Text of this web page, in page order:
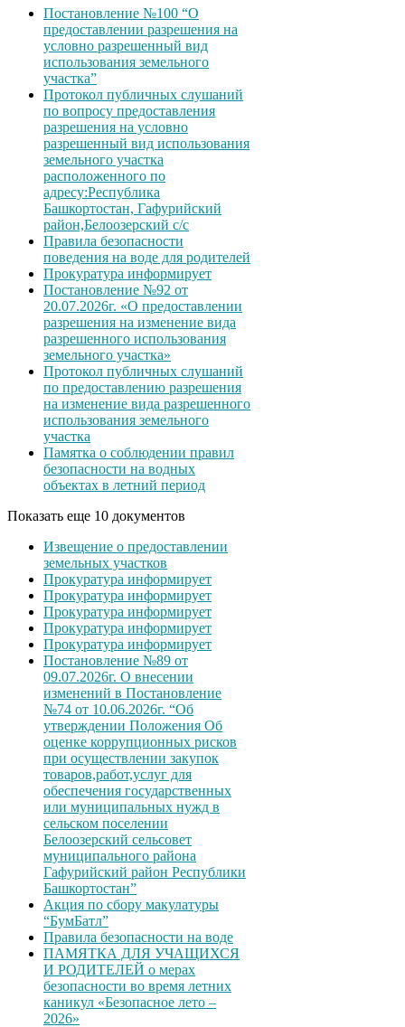
Постановление №100 “О
предоставлении разрешения на
условно разрешенный вид
использования земельного
участка”
Протокол публичных слушаний
по вопросу предоставления
разрешения на условно
разрешенный вид использования
земельного участка
расположенного по
адресу:Республика
Башкортостан, Гафурийский
район,Белоозерский с/с
Правила безопасности
поведения на воде для родителей
Прокуратура информирует
Постановление №92 от
20.07.2026г. «О предоставлении
разрешения на изменение вида
разрешенного использования
земельного участка»
Протокол публичных слушаний
по предоставлению разрешения
на изменение вида разрешенного
использования земельного
участка
Памятка о соблюдении правил
безопасности на водных
объектах в летний период
Показать еще 10 документов
Извещение о предоставлении
земельных участков
Прокуратура информирует
Прокуратура информирует
Прокуратура информирует
Прокуратура информирует
Прокуратура информирует
Постановление №89 от
09.07.2026г. О внесении
изменений в Постановление
№74 от 10.06.2026г. “Об
утверждении Положения Об
оценке коррупционных рисков
при осуществлении закупок
товаров,работ,услуг для
обеспечения государственных
или муниципальных нужд в
сельском поселении
Белоозерский сельсовет
муниципального района
Гафурийский район Республики
Башкортостан”
Акция по сбору макулатуры
“БумБатл”
Правила безопасности на воде
ПАМЯТКА ДЛЯ УЧАЩИХСЯ
И РОДИТЕЛЕЙ о мерах
безопасности во время летних
каникул «Безопасное лето –
2026»